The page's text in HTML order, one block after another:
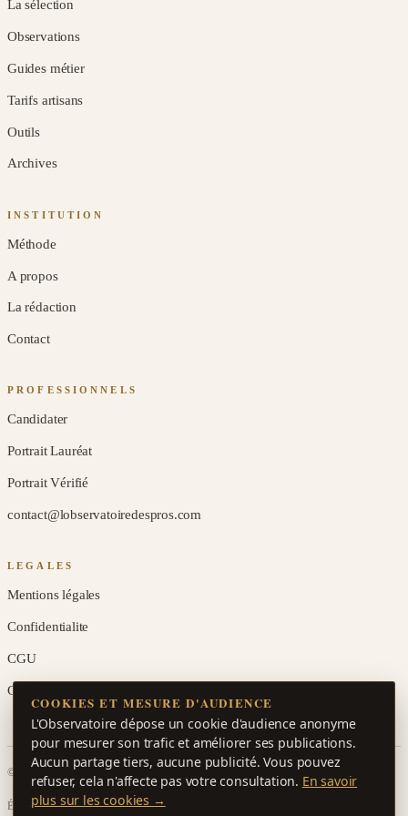
La sélection
Observations
Guides métier
Tarifs artisans
Outils
Archives
INSTITUTION
Méthode
A propos
La rédaction
Contact
PROFESSIONNELS
Candidater
Portrait Lauréat
Portrait Vérifié
contact@lobservatoiredespros.com
LEGALES
Mentions légales
Confidentialite
CGU
Gerer les cookies
© 2026 L'Observatoire des Pros. Tous droits réservés.
Édition N°1 · Avril 2026 · ISSN en cours
COOKIES ET MESURE D'AUDIENCE
L'Observatoire dépose un cookie d'audience anonyme
pour mesurer son trafic et améliorer ses publications.
Aucun partage tiers, aucune publicité. Vous pouvez
refuser, cela n'affecte pas votre consultation. En savoir
plus sur les cookies →